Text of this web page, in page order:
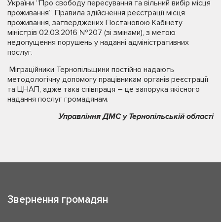
України “Про свободу пересування та вільний вибір місця
проживання”, Правила здійснення реєстрації місця
проживання, затверджених Постановою Кабінету
міністрів 02.03.2016 №207 (зі змінами), з метою
недопущення порушень у наданні адміністративних
послуг.
Міграційники Тернопільщини постійно надають
методологічну допомогу працівникам органів реєстрації
та ЦНАП, адже така співпраця – це запорука якісного
надання послуг громадянам.
Управління ДМС у Тернопільській області
Звернення громадян